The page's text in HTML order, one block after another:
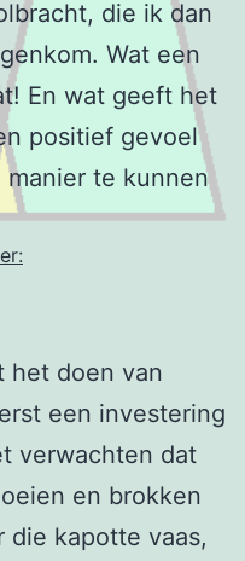
die ik dan
Wat een
En wat geeft het
positief gevoel
te kunnen
het doen van
een investering
verwachten dat
en brokken
die kapotte vaas,